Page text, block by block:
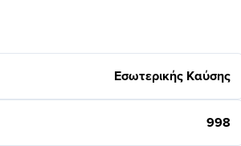
Εσωτερικής Καύσης
998